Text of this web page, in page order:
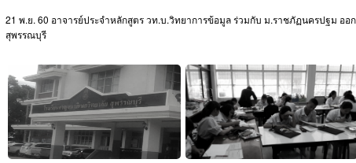
21 พ.ย. 60 อาจารย์ประจำหลักสูตร วท.บ.วิทยาการข้อมูล ร่วมกับ ม.ราชภัฏนครปฐม อ
สุพรรณบุรี